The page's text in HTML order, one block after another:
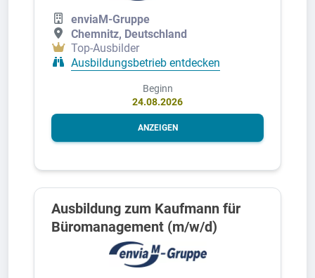
enviaM-Gruppe
Chemnitz, Deutschland
Top-Ausbilder
Ausbildungsbetrieb entdecken
Beginn
24.08.2026
ANZEIGEN
Ausbildung zum Kaufmann für
Büromanagement (m/w/d)